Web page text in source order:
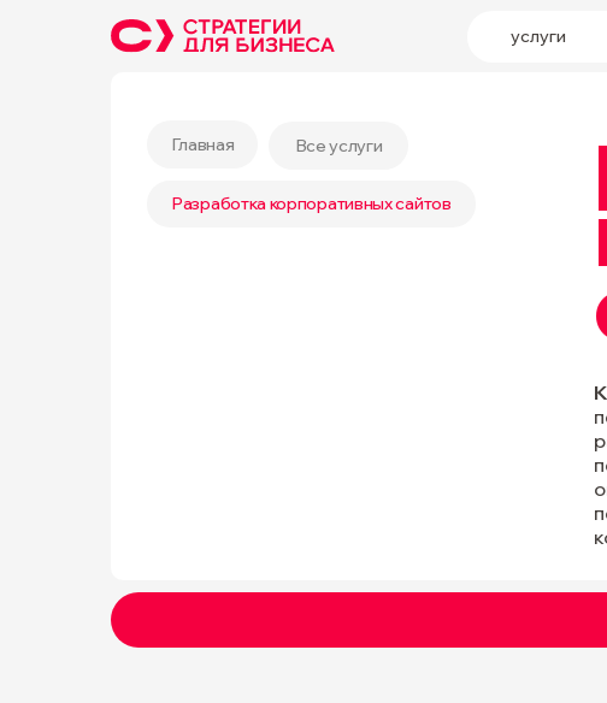
услуги
Главная Все услуги
Разработка корпоративных сайтов